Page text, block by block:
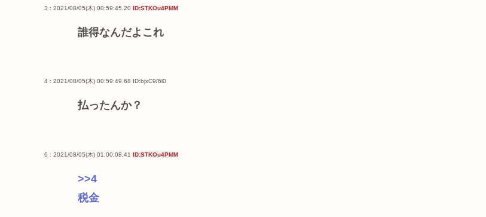
3 : 2021/08/05(木) 00:59:45.20 ID:STKOu4PMM
誰得なんだよこれ
4 : 2021/08/05(木) 00:59:49.68 ID:bjxC9/6l0
払ったんか？
6 : 2021/08/05(木) 01:00:08.41 ID:STKOu4PMM
>>4
税金